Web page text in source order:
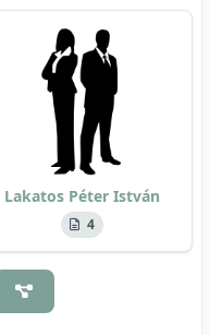
Lakatos Péter István
4